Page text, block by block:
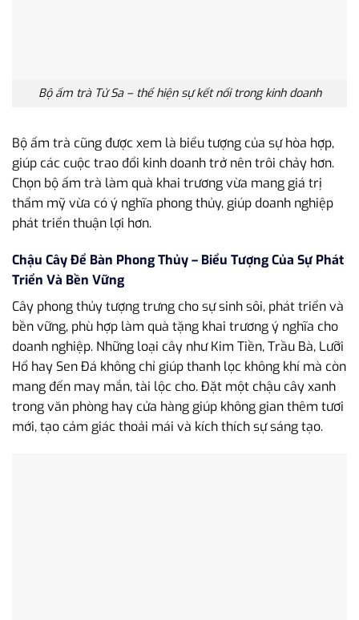
Bộ ấm trà Tử Sa – thể hiện sự kết nối trong kinh doanh
Bộ ấm trà cũng được xem là biểu tượng của sự hòa hợp,
giúp các cuộc trao đổi kinh doanh trở nên trôi chảy hơn.
Chọn bộ ấm trà làm quà khai trương vừa mang giá trị
thẩm mỹ vừa có ý nghĩa phong thủy, giúp doanh nghiệp
phát triển thuận lợi hơn.
Chậu Cây Để Bàn Phong Thủy – Biểu Tượng Của Sự Phát
Triển Và Bền Vững
Cây phong thủy tượng trưng cho sự sinh sôi, phát triển và
bền vững, phù hợp làm quà tặng khai trương ý nghĩa cho
doanh nghiệp. Những loại cây như Kim Tiền, Trầu Bà, Lưỡi
Hổ hay Sen Đá không chỉ giúp thanh lọc không khí mà còn
mang đến may mắn, tài lộc cho. Đặt một chậu cây xanh
trong văn phòng hay cửa hàng giúp không gian thêm tươi
mới, tạo cảm giác thoải mái và kích thích sự sáng tạo.